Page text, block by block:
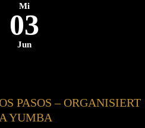
Mi
03
Jun
PASOS – ORGANISIERT
YUMBA